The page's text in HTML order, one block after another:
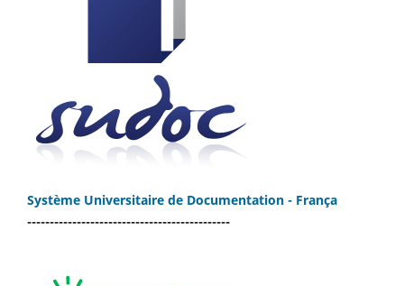
Système Universitaire de Documentation - França
---------------------------------------------